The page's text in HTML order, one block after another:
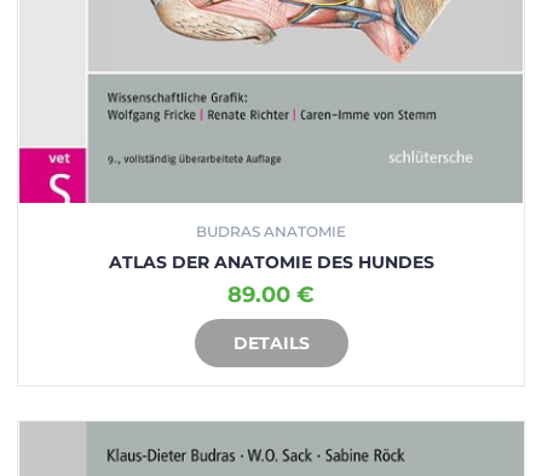
BUDRAS ANATOMIE
ATLAS DER ANATOMIE DES HUNDES
89.00 €
DETAILS
IN DEN WARENKORB